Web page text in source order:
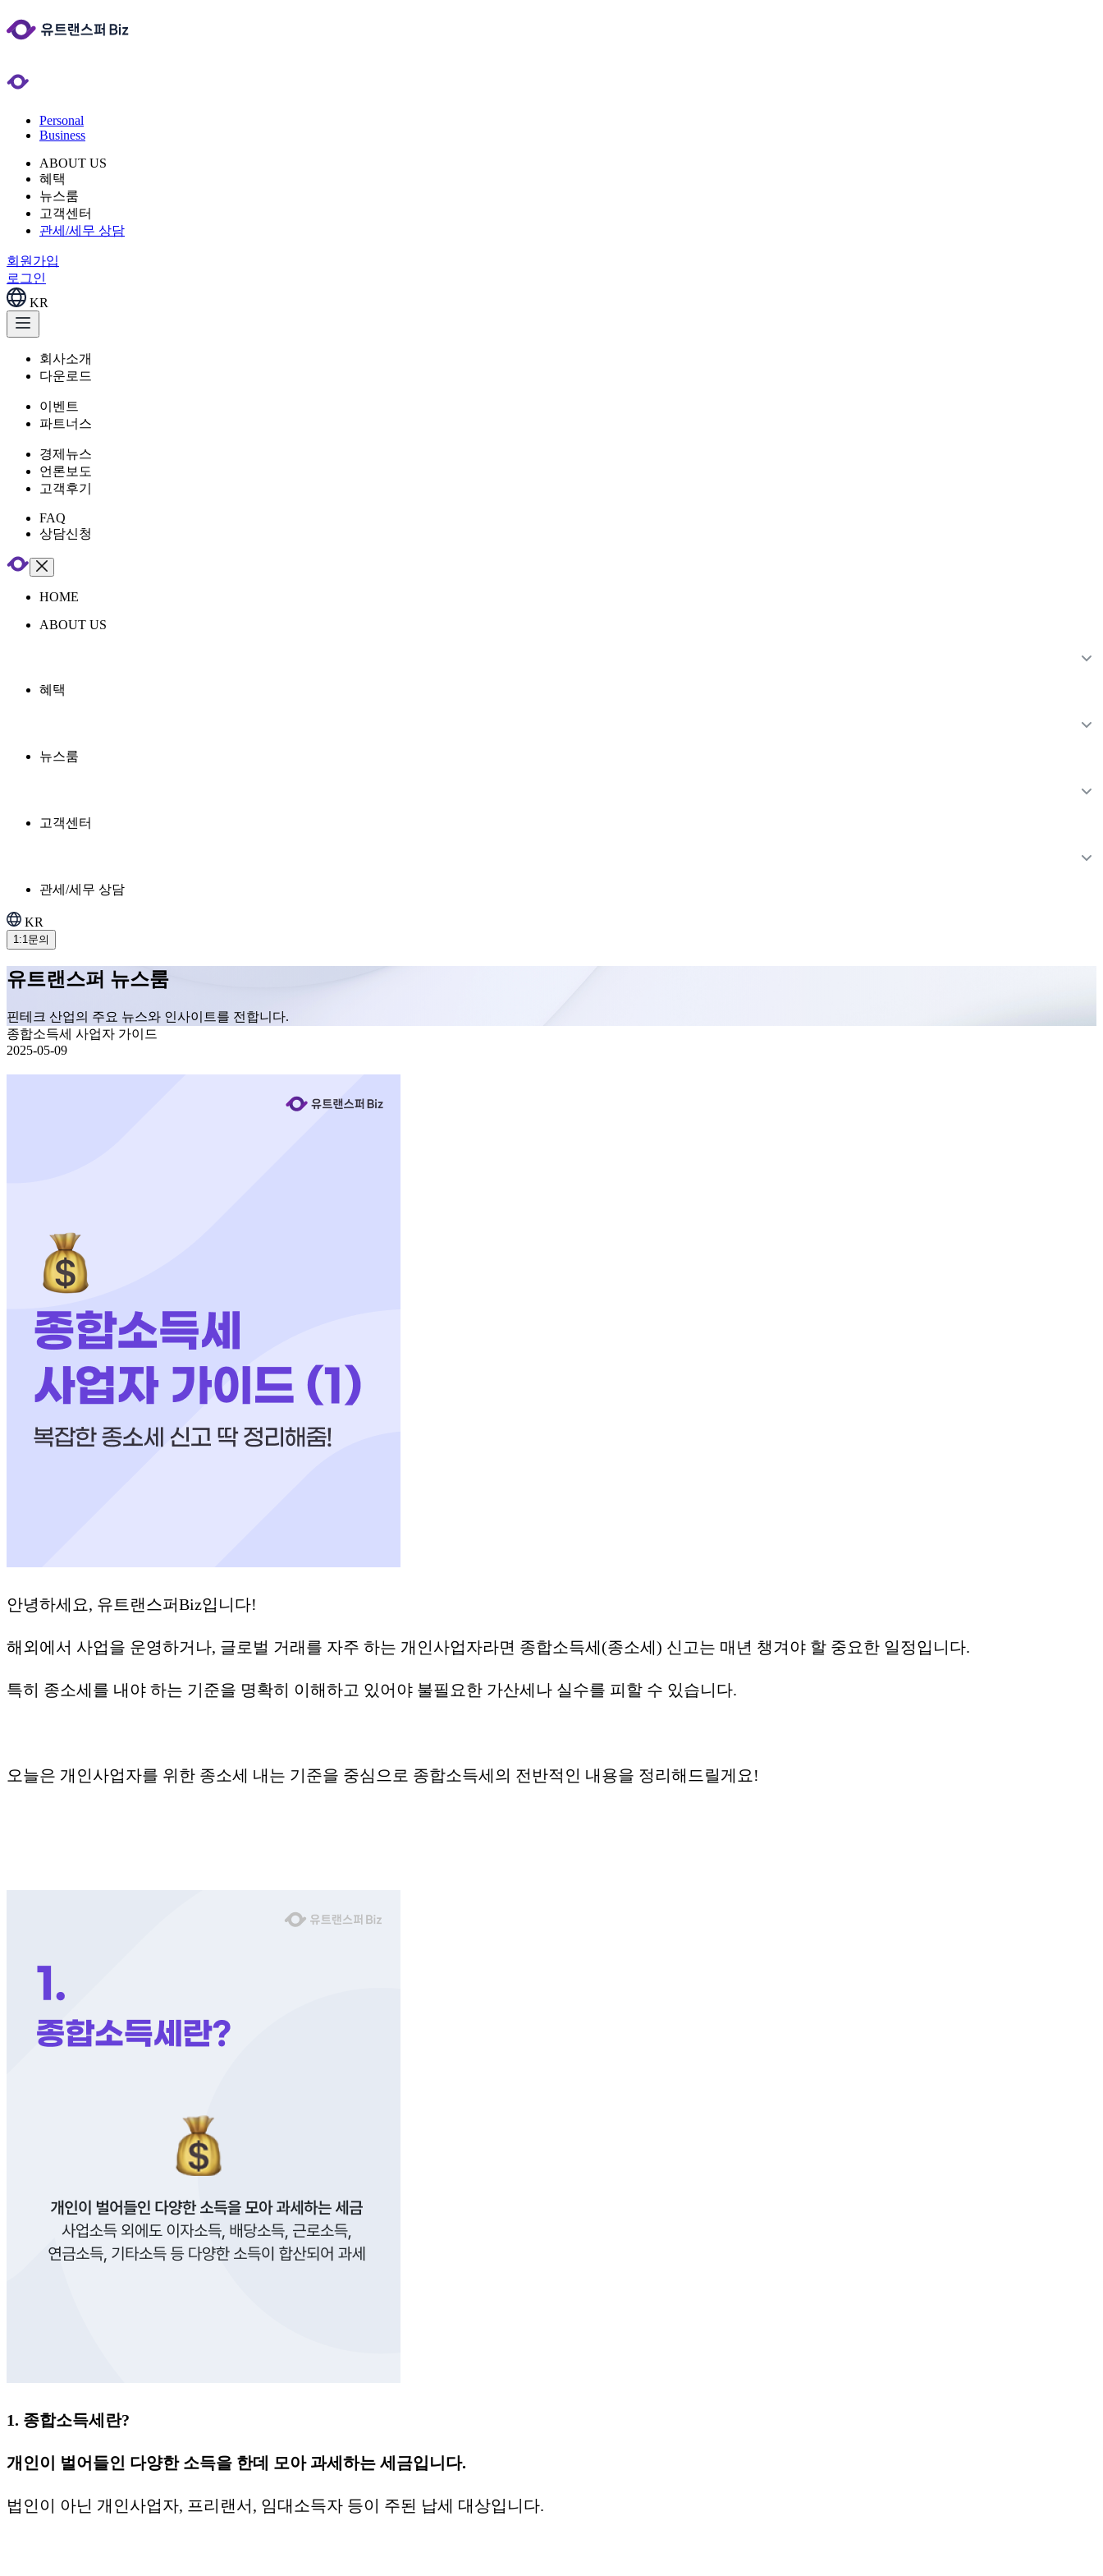
Personal
Business
ABOUT US
혜택
뉴스룸
고객센터
관세/세무 상담
회원가입
로그인
KR
회사소개
다운로드
이벤트
파트너스
경제뉴스
언론보도
고객후기
FAQ
상담신청
HOME
ABOUT US
혜택
뉴스룸
고객센터
관세/세무 상담
KR
1:1문의
유트랜스퍼 뉴스룸
핀테크 산업의 주요 뉴스와 인사이트를 전합니다.
종합소득세 사업자 가이드
2025-05-09
안녕하세요, 유트랜스퍼Biz입니다!
해외에서 사업을 운영하거나, 글로벌 거래를 자주 하는 개인사업자라면 종합소득세(종소세) 신고는 매년 챙겨야 할 중요한 일정입니다.
특히 종소세를 내야 하는 기준을 명확히 이해하고 있어야 불필요한 가산세나 실수를 피할 수 있습니다.
오늘은 개인사업자를 위한 종소세 내는 기준을 중심으로 종합소득세의 전반적인 내용을 정리해드릴게요!
1. 종합소득세란?
개인이 벌어들인 다양한 소득을 한데 모아 과세하는 세금입니다.
법인이 아닌 개인사업자, 프리랜서, 임대소득자 등이 주된 납세 대상입니다.